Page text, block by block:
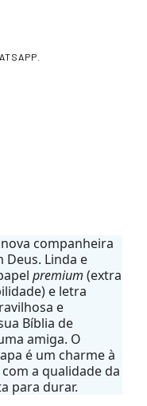
companheira
Deus. Linda e
premium (extra
e letra
e
Bíblia de
amiga. O
é um charme à
a qualidade da
para durar.